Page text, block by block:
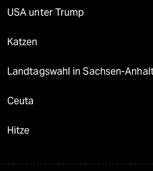
USA unter Trump
Katzen
Landtagswahl in Sachsen-
Ceuta
Hitze